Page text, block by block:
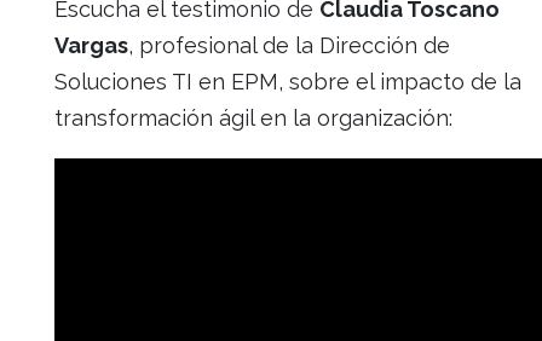
Escucha el testimonio de Claudia Toscano
Vargas, profesional de la Dirección de
Soluciones TI en EPM, sobre el impacto de la
transformación ágil en la organización: